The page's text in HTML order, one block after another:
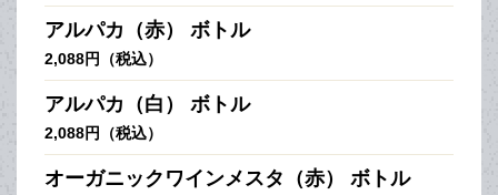
アルパカ（赤） ボトル
2,088円（税込）
アルパカ（白） ボトル
2,088円（税込）
オーガニックワインメスタ（赤） ボトル